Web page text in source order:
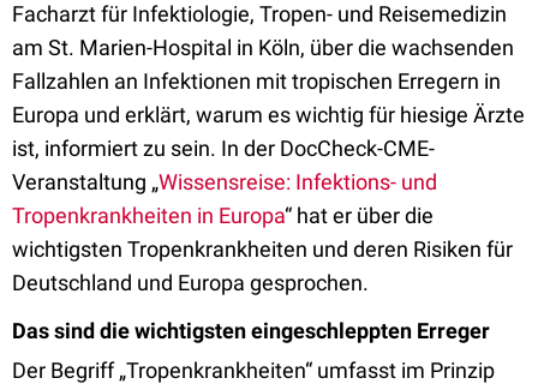
Facharzt für Infektiologie, Tropen- und Reisemedizin
am St. Marien-Hospital in Köln, über die wachsenden
Fallzahlen an Infektionen mit tropischen Erregern in
Europa und erklärt, warum es wichtig für hiesige Ärzte
ist, informiert zu sein. In der DocCheck-CME-
Veranstaltung „Wissensreise: Infektions- und
Tropenkrankheiten in Europa“ hat er über die
wichtigsten Tropenkrankheiten und deren Risiken für
Deutschland und Europa gesprochen.
Das sind die wichtigsten eingeschleppten Erreger
Der Begriff „Tropenkrankheiten“ umfasst im Prinzip